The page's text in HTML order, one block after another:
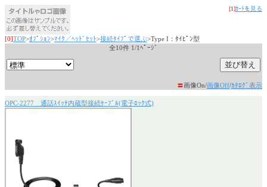
[1]ｶｰﾄを見る
[0]TOP>ｵﾌﾟｼｮﾝ>ﾏｲｸ／ﾍｯﾄﾞｾｯﾄ>接続ﾀｲﾌﾟで選ぶ>Type I：ﾀｲﾋﾟﾝ型
全10件 1/1ﾍﾟｰｼﾞ
〓画像On/画像Off/ｶﾀﾛｸﾞ表示
OPC-2277 通話ｽｲｯﾁ内蔵型接続ｹｰﾌﾞﾙ(電子ﾛｯｸ式)